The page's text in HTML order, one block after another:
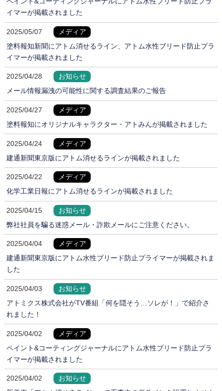
イマーが掲載されました
2025/05/07
メディア
塗料報知新聞にアトム消せるライン、アトム水性ブリード防止プラ
イマーが掲載されました
2025/04/28
お知らせ
メール情報漏洩の可能性に関する調査結果のご報告
2025/04/27
メディア
塗料報知にオリジナルキャラクター・アトみんが掲載されました
2025/04/24
メディア
建通新聞東京版にアトム消せるラインが掲載されました
2025/04/22
メディア
化学工業日報にアトム消せるラインが掲載されました
2025/04/15
お知らせ
弊社社員を騙る迷惑メール・詐欺メールにご注意ください。
2025/04/04
メディア
建通新聞東京版にアトム水性ブリード防止プライマーが掲載されま
した
2025/04/03
お知らせ
アトミクス株式会社がTV番組「何を隠そう…ソレが！」で紹介さ
れました！
2025/04/02
メディア
ペイント&コーティングジャーナルにアトム水性ブリード防止プラ
イマーが掲載されました
2025/04/02
お知らせ